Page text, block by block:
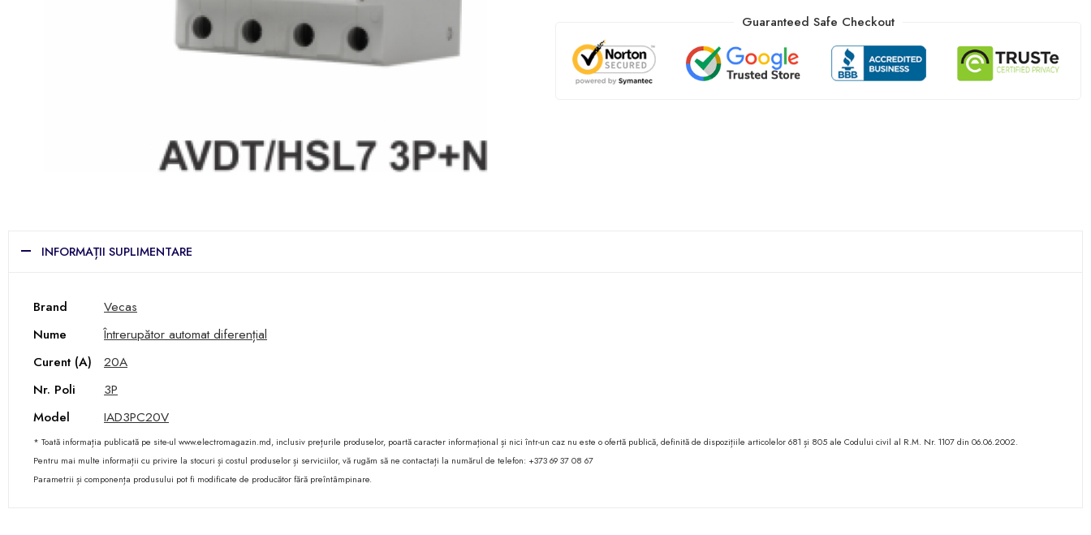
Guaranteed Safe Checkout
INFORMAȚII SUPLIMENTARE
Brand
Vecas
Nume
Întrerupător automat diferențial
Curent (A)
20A
Nr. Poli
3P
Model
IAD3PC20V
* Toată informația publicată pe site-ul www.electromagazin.md, inclusiv prețurile produselor, poartă caracter informațional și nici într-un caz nu este o ofertă publică, definită de dispozițiile articolelor 681 și 805 ale Codului civil al R.M. Nr. 1107 din 06.06.2002.
Pentru mai multe informații cu privire la stocuri și costul produselor și serviciilor, vă rugăm să ne contactați la numărul de telefon: +373 69 37 08 67
Parametrii și componența produsului pot fi modificate de producător fără preîntâmpinare.